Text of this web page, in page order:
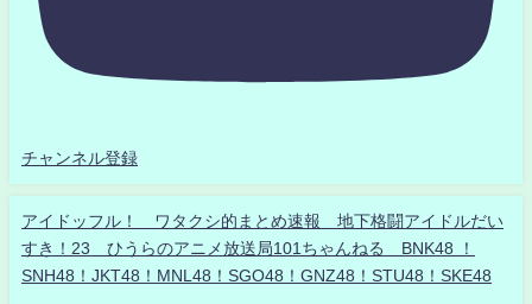
チャンネル登録
アイドッフル！ ワタクシ的まとめ速報 地下格闘アイドルだい
すき！23 ひうらのアニメ放送局101ちゃんねる BNK48 ！
SNH48！JKT48！MNL48！SGO48！GNZ48！STU48！SKE48